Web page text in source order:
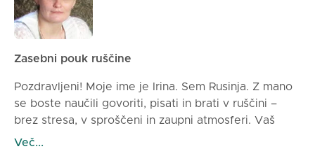
Zasebni pouk ruščine
Pozdravljeni! Moje ime je Irina. Sem Rusinja. Z mano
se boste naučili govoriti, pisati in brati v ruščini –
brez stresa, v sproščeni in zaupni atmosferi. Vaš
uspeh je moj cilj.
Več...